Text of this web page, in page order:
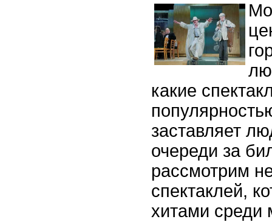
какие
заставляет
очереди за
рассмотрим
спектаклей,
хитами среди